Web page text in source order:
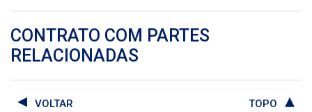
CONTRATO COM PARTES
RELACIONADAS
VOLTAR TOPO